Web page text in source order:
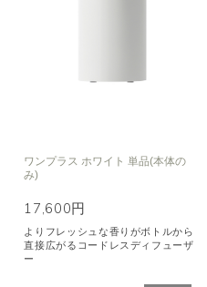
ワンプラス ホワイト 単品(本体の
み)
17,600円
よりフレッシュな香りがボトルから
直接広がるコードレスディフューザ
ー